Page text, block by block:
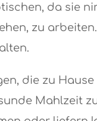
da sie
zu
die zu
Mahlzeit